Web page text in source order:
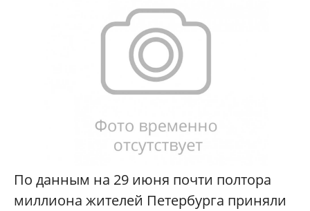
По данным на 29 июня почти полтора
миллиона жителей Петербурга приняли